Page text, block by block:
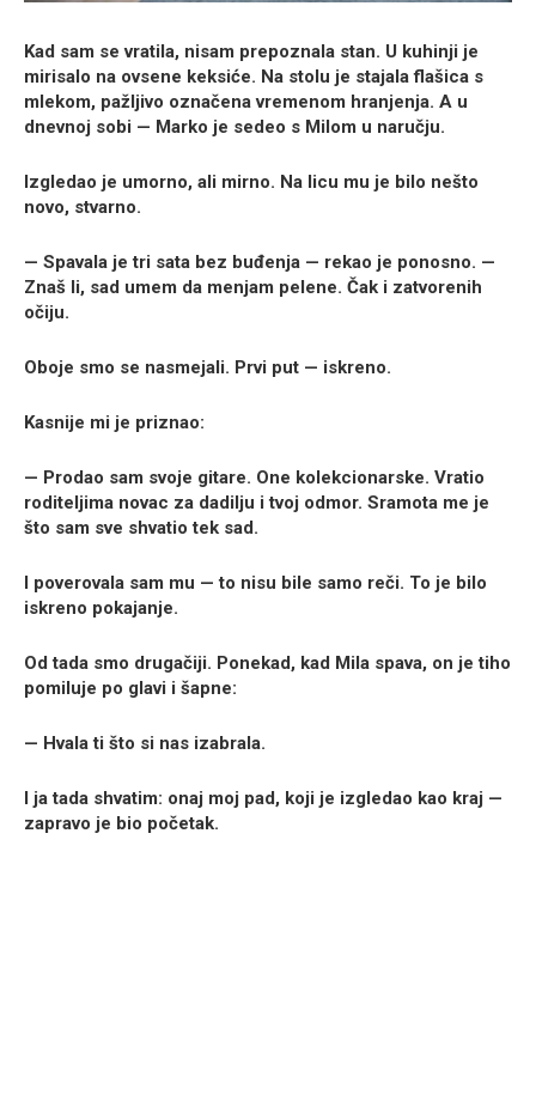
Kad sam se vratila, nisam prepoznala stan. U kuhinji je
mirisalo na ovsene keksiće. Na stolu je stajala flašica s
mlekom, pažljivo označena vremenom hranjenja. A u
dnevnoj sobi — Marko je sedeo s Milom u naručju.
Izgledao je umorno, ali mirno. Na licu mu je bilo nešto
novo, stvarno.
— Spavala je tri sata bez buđenja — rekao je ponosno. —
Znaš li, sad umem da menjam pelene. Čak i zatvorenih
očiju.
Oboje smo se nasmejali. Prvi put — iskreno.
Kasnije mi je priznao:
— Prodao sam svoje gitare. One kolekcionarske. Vratio
roditeljima novac za dadilju i tvoj odmor. Sramota me je
što sam sve shvatio tek sad.
I poverovala sam mu — to nisu bile samo reči. To je bilo
iskreno pokajanje.
Od tada smo drugačiji. Ponekad, kad Mila spava, on je tiho
pomiluje po glavi i šapne:
— Hvala ti što si nas izabrala.
I ja tada shvatim: onaj moj pad, koji je izgledao kao kraj —
zapravo je bio početak.